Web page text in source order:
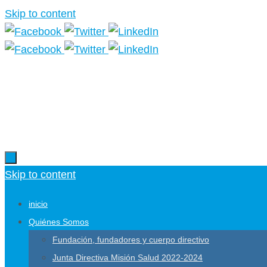
Skip to content
Skip to content
inicio
Quiénes Somos
Fundación, fundadores y cuerpo directivo
Junta Directiva Misión Salud 2022-2024